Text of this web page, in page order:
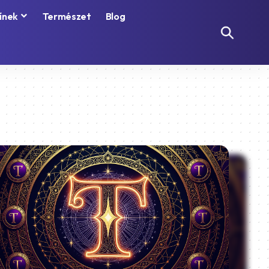
Természet Blog